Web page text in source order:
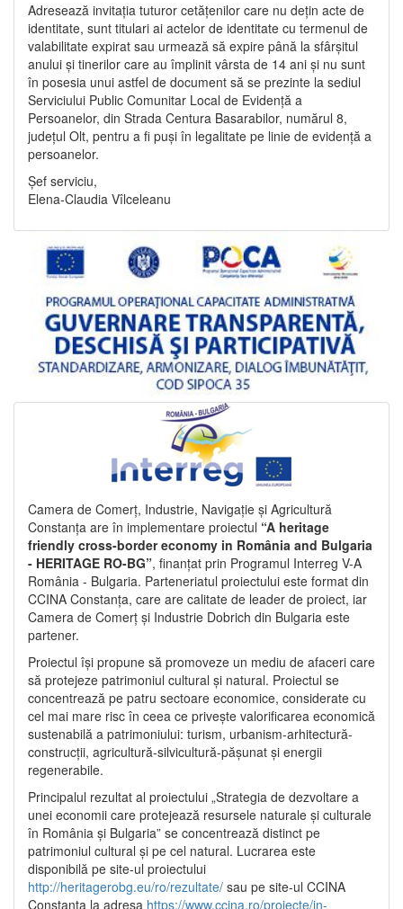
Adresează invitația tuturor cetățenilor care nu dețin acte de
identitate, sunt titulari ai actelor de identitate cu termenul de
valabilitate expirat sau urmează să expire până la sfârșitul
anului și tinerilor care au împlinit vârsta de 14 ani și nu sunt
în posesia unui astfel de document să se prezinte la sediul
Serviciului Public Comunitar Local de Evidență a
Persoanelor, din Strada Centura Basarabilor, numărul 8,
județul Olt, pentru a fi puși în legalitate pe linie de evidență a
persoanelor.
Șef serviciu,
Elena-Claudia Vîlceleanu
Camera de Comerț, Industrie, Navigație și Agricultură
Constanța are în implementare proiectul “A heritage
friendly cross-border economy in România and Bulgaria
- HERITAGE RO-BG”, finanțat prin Programul Interreg V-A
România - Bulgaria. Parteneriatul proiectului este format din
CCINA Constanța, care are calitate de leader de proiect, iar
Camera de Comerț și Industrie Dobrich din Bulgaria este
partener.
Proiectul își propune să promoveze un mediu de afaceri care
să protejeze patrimoniul cultural și natural. Proiectul se
concentrează pe patru sectoare economice, considerate cu
cel mai mare risc în ceea ce privește valorificarea economică
sustenabilă a patrimoniului: turism, urbanism-arhitectură-
construcții, agricultură-silvicultură-pășunat și energii
regenerabile.
Principalul rezultat al proiectului „Strategia de dezvoltare a
unei economii care protejează resursele naturale și culturale
în România și Bulgaria” se concentrează distinct pe
patrimoniul cultural și pe cel natural. Lucrarea este
disponibilă pe site-ul proiectului
http://heritagerobg.eu/ro/rezultate/ sau pe site-ul CCINA
Constanța la adresa https://www.ccina.ro/proiecte/in-